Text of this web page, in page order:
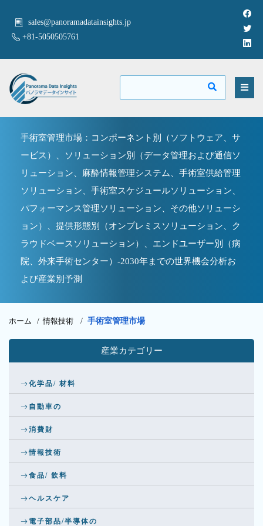
sales@panoramadatainsights.jp
+81-5050505761
手術室管理市場：コンポーネント別（ソフトウェア、サ
ービス）、ソリューション別（データ管理および通信ソ
リューション、麻酔情報管理システム、手術室供給管理
ソリューション、手術室スケジュールソリューション、
パフォーマンス管理ソリューション、その他ソリューシ
ョン）、提供形態別（オンプレミスソリューション、ク
ラウドベースソリューション）、エンドユーザー別（病
院、外来手術センター）-2030年までの世界機会分析お
よび産業別予測
ホーム /情報技術 / 手術室管理市場
産業カテゴリー
化学品/ 材料
自動車の
消費財
情報技術
食品/ 飲料
ヘルスケア
電子部品/半導体の